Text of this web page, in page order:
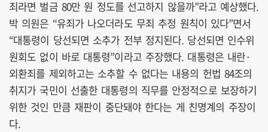
죄라면 벌금 80만 원 정도를 선고하지 않을까”라고 예상했다.
박 의원은 “유죄가 나오더라도 무죄 추정 원칙이 있다”면서
“대통령이 당선되면 소추가 전부 정지된다. 당선되면 인수위
원회도 없이 바로 대통령”이라고 주장했다. 대통령은 내란·
외환죄를 제외하고는 소추할 수 없다는 내용의 헌법 84조의
취지가 국민이 선출한 대통령의 직무를 안정적으로 보장하기
위한 것인 만큼 재판이 중단돼야 한다는 게 친명계의 주장이
다.